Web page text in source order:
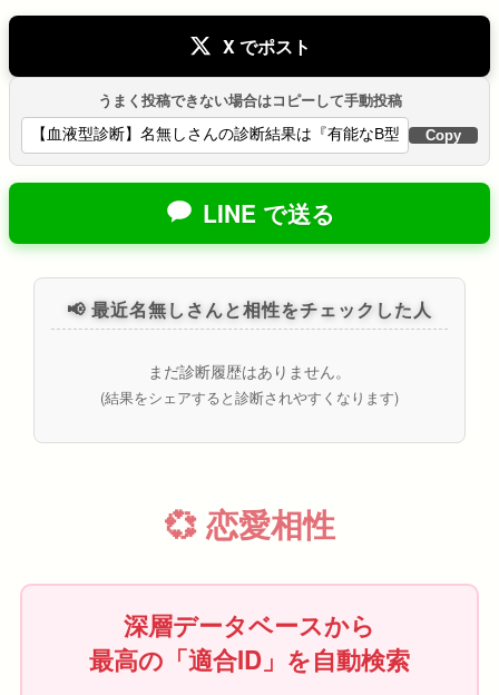
X でポスト
うまく投稿できない場合はコピーして手動投稿
Copy
LINE で送る
📢 最近名無しさんと相性をチェックした人
まだ診断履歴はありません。
(結果をシェアすると診断されやすくなります)
💞 恋愛相性
深層データベースから
最高の「適合ID」を自動検索